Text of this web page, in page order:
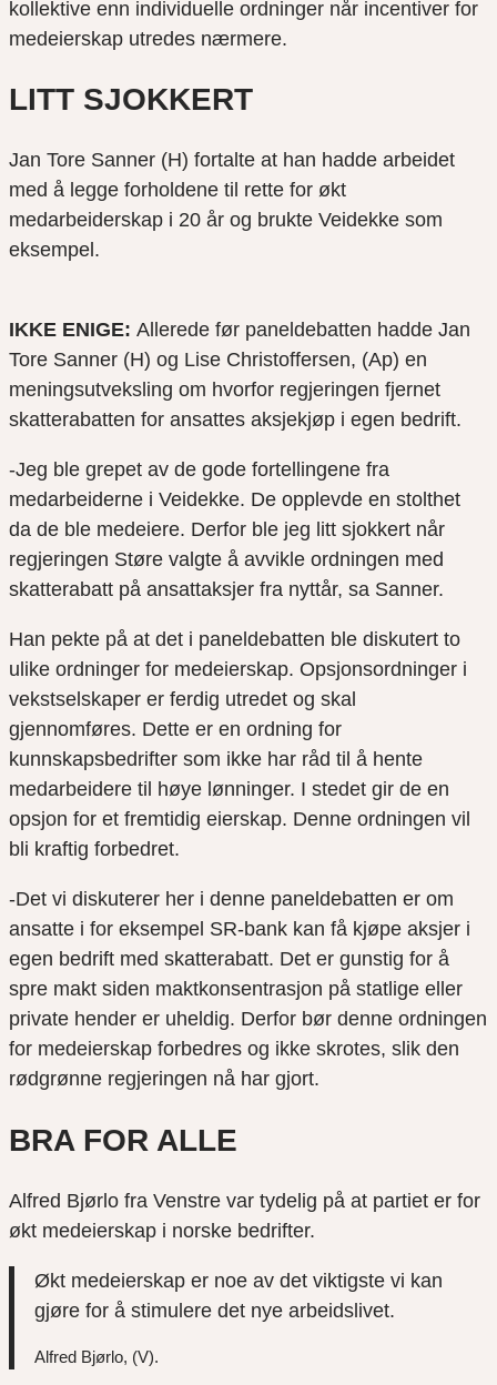
kollektive enn individuelle ordninger når incentiver for
medeierskap utredes nærmere.
LITT SJOKKERT
Jan Tore Sanner (H) fortalte at han hadde arbeidet
med å legge forholdene til rette for økt
medarbeiderskap i 20 år og brukte Veidekke som
eksempel.
IKKE ENIGE: Allerede før paneldebatten hadde Jan
Tore Sanner (H) og Lise Christoffersen, (Ap) en
meningsutveksling om hvorfor regjeringen fjernet
skatterabatten for ansattes aksjekjøp i egen bedrift.
-Jeg ble grepet av de gode fortellingene fra
medarbeiderne i Veidekke. De opplevde en stolthet
da de ble medeiere. Derfor ble jeg litt sjokkert når
regjeringen Støre valgte å avvikle ordningen med
skatterabatt på ansattaksjer fra nyttår, sa Sanner.
Han pekte på at det i paneldebatten ble diskutert to
ulike ordninger for medeierskap. Opsjonsordninger i
vekstselskaper er ferdig utredet og skal
gjennomføres. Dette er en ordning for
kunnskapsbedrifter som ikke har råd til å hente
medarbeidere til høye lønninger. I stedet gir de en
opsjon for et fremtidig eierskap. Denne ordningen vil
bli kraftig forbedret.
-Det vi diskuterer her i denne paneldebatten er om
ansatte i for eksempel SR-bank kan få kjøpe aksjer i
egen bedrift med skatterabatt. Det er gunstig for å
spre makt siden maktkonsentrasjon på statlige eller
private hender er uheldig. Derfor bør denne ordningen
for medeierskap forbedres og ikke skrotes, slik den
rødgrønne regjeringen nå har gjort.
BRA FOR ALLE
Alfred Bjørlo fra Venstre var tydelig på at partiet er for
økt medeierskap i norske bedrifter.
Økt medeierskap er noe av det viktigste vi kan
gjøre for å stimulere det nye arbeidslivet.
Alfred Bjørlo, (V).